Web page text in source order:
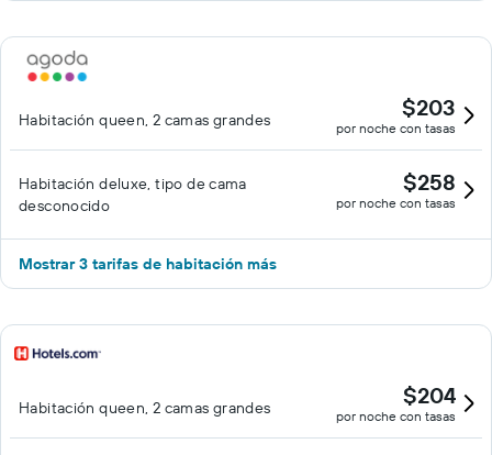
Habitación queen, 2 camas grandes $203
por noche con tasas
Habitación deluxe, tipo de cama
desconocido
$258
por noche con tasas
Mostrar 3 tarifas de habitación más
Habitación queen, 2 camas grandes $204
por noche con tasas